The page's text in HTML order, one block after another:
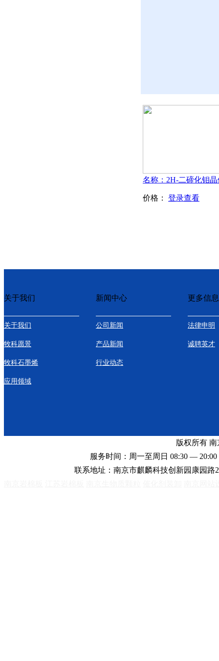
价格： 登录查看
关于我们 新闻中心 更多信息
关于我们
牧科愿景
牧科石墨烯
应用领域
公司新闻
产品新闻
行业动态
法律申明
诚聘英才
版权所有
服务时间：周一至周日 08:30 —
联系地址：南京市麒麟科技创新园康园